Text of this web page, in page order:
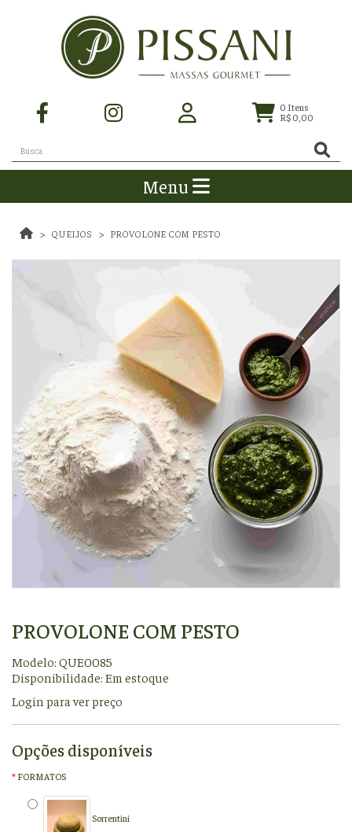
0 Itens
R$ 0,00
Menu
QUEIJOS PROVOLONE COM PESTO
PROVOLONE COM PESTO
Modelo: QUE0085
Disponibilidade: Em estoque
Login para ver preço
Opções disponíveis
FORMATOS
Sorrentini